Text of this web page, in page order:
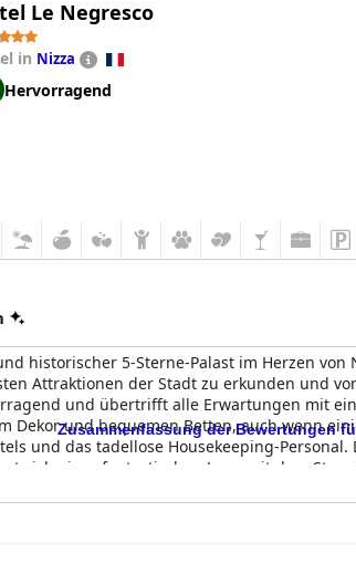
Le Negresco
in Nizza
Hervorragend
historischer 5-Sterne-Palast im Herzen
Attraktionen der Stadt zu erkunden und
und übertrifft alle Erwartungen mit
und bequemen Betten, auch wenn
und das tadellose Housekeeping-
sich einer fantastischen Lage mit dem
ein Stück Geschichte, ein majestätischer,
Hotels sind in allen Bereichen spürbar
Zusammenfassung der Bewertungen